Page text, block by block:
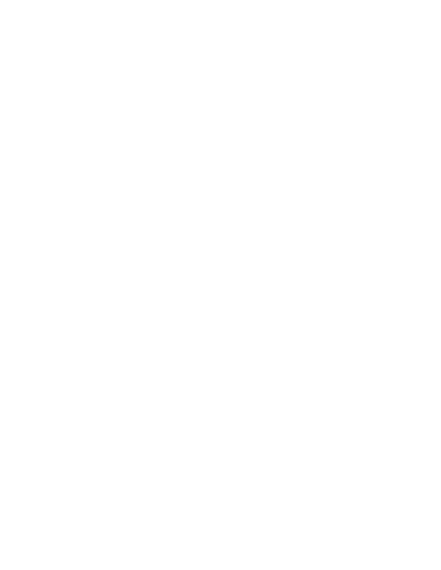
願いしま
録され
同利用者
了承くだ
ません。
対応品が
12日よ
数を意
引きをい